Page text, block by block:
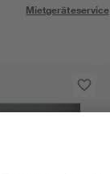
Mietgeräteservice